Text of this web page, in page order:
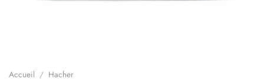
Accueil / Hacher